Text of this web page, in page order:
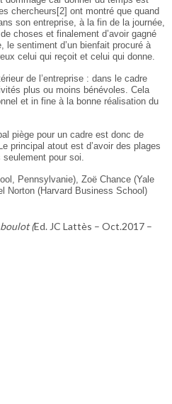
chercheurs[2] ont montré que quand
son entreprise, à la fin de la journée,
choses et finalement d’avoir gagné
le sentiment d’un bienfait procuré à
celui qui reçoit et celui qui donne.
de l’entreprise : dans le cadre
plus ou moins bénévoles. Cela
et in fine à la bonne réalisation du
piège pour un cadre est donc de
principal atout est d’avoir des plages
pour soi.
Pennsylvanie), Zoë Chance (Yale
Norton (Harvard Business School)
(Ed. JC Lattès – Oct.2017 –